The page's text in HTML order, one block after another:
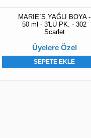
MARIE`S YAĞLI BOYA -
50 ml - 3'LÜ PK. - 302
Scarlet
Üyelere Özel
SEPETE EKLE